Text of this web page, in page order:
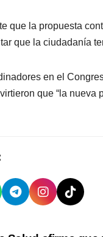
que la propuesta
que la ciudadanía
en el
que “la